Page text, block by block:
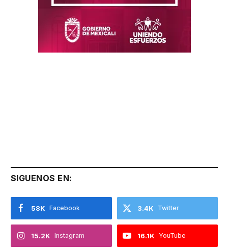
SIGUENOS EN:
Facebook
58K Twitter
3.4K
Instagram
15.2K YouTube
16.1K